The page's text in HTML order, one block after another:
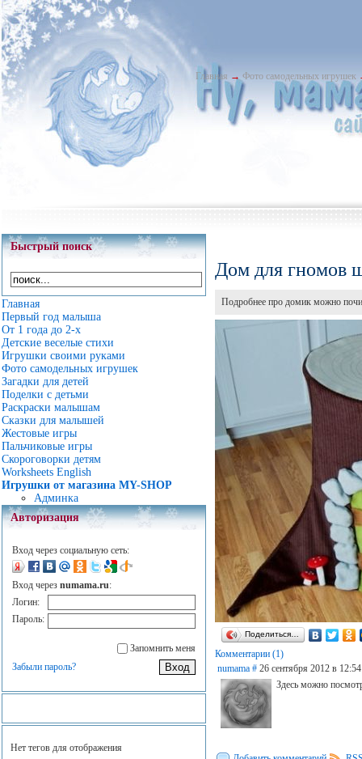
Главная → Фото самодельных игрушек
Быстрый поиск
Главная
Первый год малыша
От 1 года до 2-х
Детские веселые стихи
Игрушки своими руками
Фото самодельных игрушек
Загадки для детей
Поделки с детьми
Раскраски малышам
Сказки для малышей
Жестовые игры
Пальчиковые игры
Скороговорки детям
Worksheets English
Игрушки от магазина MY-SHOP
Админка
Авторизация
Вход через социальную сеть:
Вход через numama.ru:
Логин:
Пароль:
Запомнить меня
Забыли пароль?
Нет тегов для отображения
Дом для гномов
Подробнее про домик можно
Поделиться…
Комментарии (1)
numama # 26 сентября 2012 в 12:54
Здесь можно